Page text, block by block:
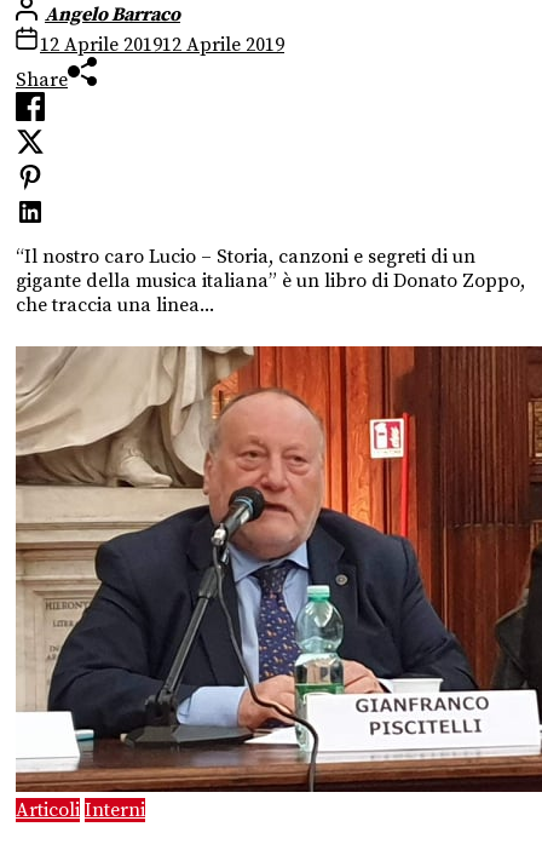
Angelo Barraco
12 Aprile 201912 Aprile 2019
Share
“Il nostro caro Lucio – Storia, canzoni e segreti di un
gigante della musica italiana” è un libro di Donato Zoppo,
che traccia una linea...
Articoli Interni